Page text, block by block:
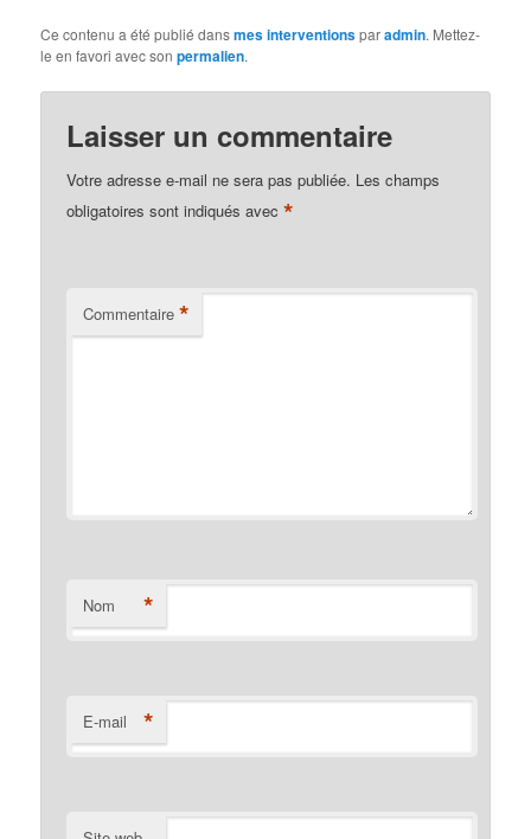
Ce contenu a été publié dansmes interventionsparadmin. Mettez-
le en favori avec sonpermalien.
Laisser un commentaire
Votre adresse e-mail ne sera pas publiée. Les champs
obligatoires sont indiqués avec*
Commentaire *
Nom *
E-mail *